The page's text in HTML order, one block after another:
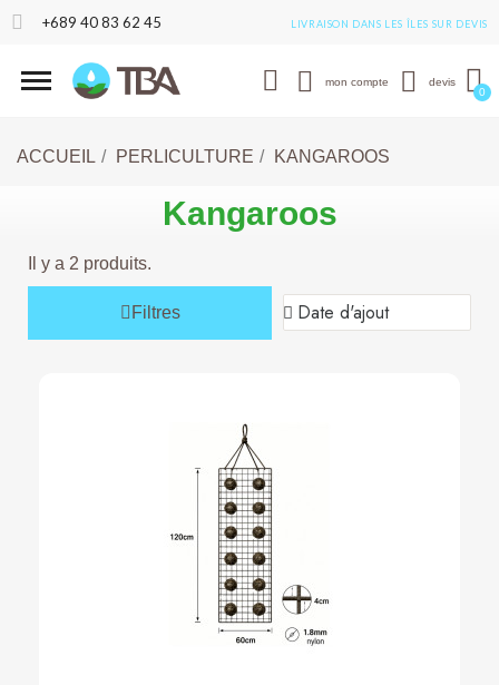
+689 40 83 62 45 LIVRAISON DANS LES ÎLES SUR DEVIS
mon compte devis
ACCUEIL PERLICULTURE KANGAROOS
Kangaroos
Il y a 2 produits.
Filtres